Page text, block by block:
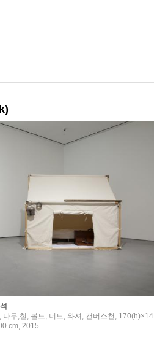
나무,철, 볼트, 너트, 와셔, 캔버스천, 170(h)×14
cm, 2015